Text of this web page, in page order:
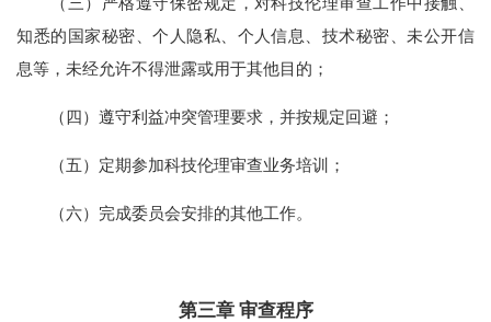
知悉的国家秘密、个人隐私、个人信息、技术秘密、未公开信
息等，未经允许不得泄露或用于其他目的；
（四）遵守利益冲突管理要求，并按规定回避；
（五）定期参加科技伦理审查业务培训；
（六）完成委员会安排的其他工作。
第三章 审查程序